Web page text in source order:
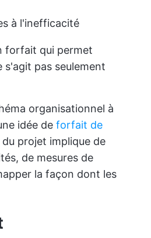
à l'inefficacité
forfait qui permet
s'agit pas seulement
organisationnel à
idée de forfait de
projet implique de
de mesures de
la façon dont les